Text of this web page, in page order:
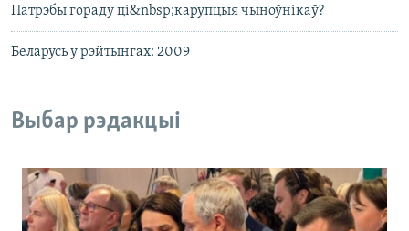
Патрэбы гораду ці&nbsp;карупцыя чыноўнікаў?
Беларусь у рэйтынгах: 2009
Выбар рэдакцыі